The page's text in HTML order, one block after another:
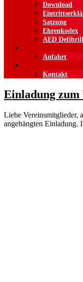
Download
Satzung
Ehrenkodex
AED
Anfahrt
Kontakt
Einladung zum
Liebe Vereinsmitglieder,
angehängten